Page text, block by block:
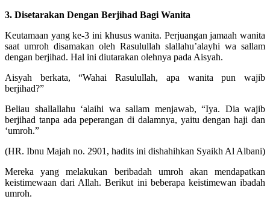
3. Disetarakan Dengan Berjihad Bagi Wanita
Keutamaan yang ke-3 ini khusus wanita. Perjuangan jamaah wanita
saat umroh disamakan oleh Rasulullah slallahu’alayhi wa sallam
dengan berjihad. Hal ini diutarakan olehnya pada Aisyah.
Aisyah berkata, “Wahai Rasulullah, apa wanita pun wajib
berjihad?”
Beliau shallallahu ‘alaihi wa sallam menjawab, “Iya. Dia wajib
berjihad tanpa ada peperangan di dalamnya, yaitu dengan haji dan
‘umroh.”
(HR. Ibnu Majah no. 2901, hadits ini dishahihkan Syaikh Al Albani)
Mereka yang melakukan beribadah umroh akan mendapatkan
keistimewaan dari Allah. Berikut ini beberapa keistimewan ibadah
umroh.